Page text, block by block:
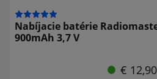
Nabíjacie batérie
900mAh 3,7 V
€